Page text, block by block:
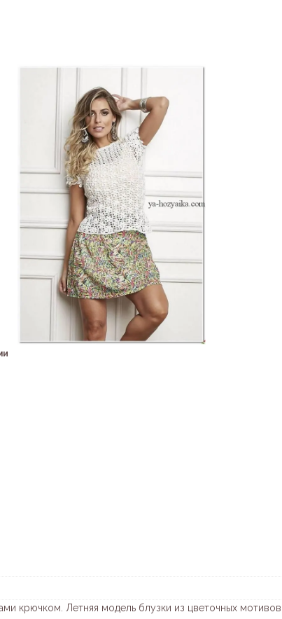
крючком. Летняя модель блузки из цветочных мотивов